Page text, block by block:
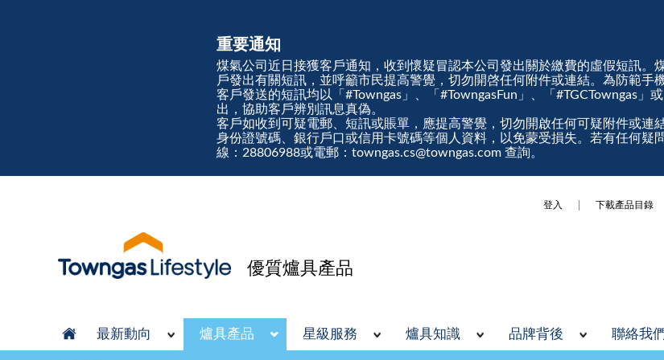
重要通知
煤氣公司近日接獲客戶通知，收到懷疑冒認本公司發出關於繳費的虛假短訊。
戶發出有關短訊，並呼籲市民提高警覺，切勿開啓任何附件或連結。為防範手
客戶發送的短訊均以「#Towngas」、「#TowngasFun」、「#TGCTowngas」
出，協助客戶辨別訊息真偽。
客戶如收到可疑電郵、短訊或賬單，應提高警覺，切勿開啟任何可疑附件或連
身份證號碼、銀行戶口或信用卡號碼等個人資料，以免蒙受損失。若有任何疑
線：28806988或電郵：towngas.cs@towngas.com 查詢。
登入 下載產品目錄
優質爐具產品
最新動向 爐具產品 星級服務 爐具知識 品牌背後 聯絡我